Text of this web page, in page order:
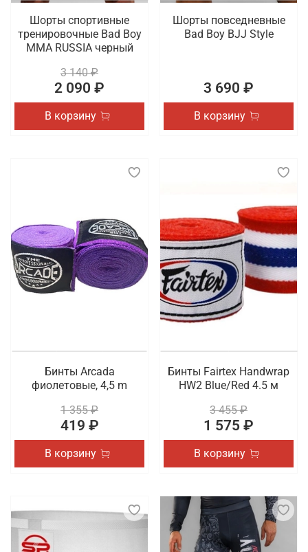
Шорты спортивные
тренировочные Bad Boy
MMA RUSSIA черный
3 140 ₽
2 090 ₽
В корзину
Шорты повседневные
Bad Boy BJJ Style
3 690 ₽
В корзину
Бинты Arcada
фиолетовые, 4,5 m
1 355 ₽
419 ₽
В корзину
Бинты Fairtex Handwrap
HW2 Blue/Red 4.5 м
3 455 ₽
1 575 ₽
В корзину